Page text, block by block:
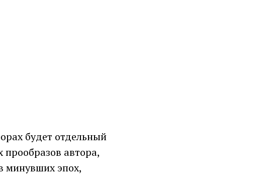
будет отдельный
прообразов автора,
минувших эпох,